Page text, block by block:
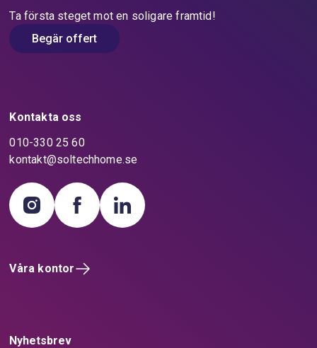
Ta första steget mot en soligare framtid!
Begär offert
Kontakta oss
010-330 25 60
kontakt@soltechhome.se
Våra kontor
Nyhetsbrev